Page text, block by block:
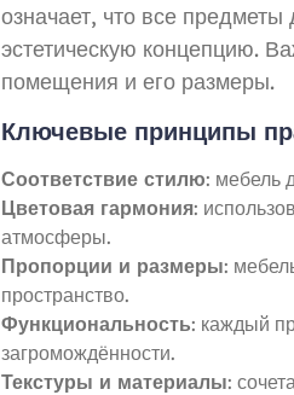
означает, что все
эстетическую концепцию.
помещения и его размеры.
Ключевые принципы
Соответствие стилю: мебель
Цветовая гармония:
атмосферы.
Пропорции и размеры:
пространство.
Функциональность: каждый
загромождённости.
Текстуры и материалы: